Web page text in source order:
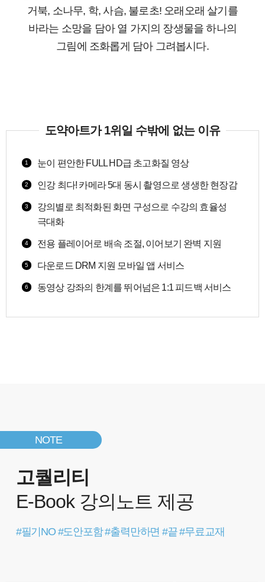
거북, 소나무, 학, 사슴, 불로초! 오래오래 살기를
바라는 소망을 담아 열 가지의 장생물을 하나의
그림에 조화롭게 담아 그려봅시다.
도약아트가 1위일 수밖에 없는 이유
1 눈이 편안한 FULL HD급 초고화질 영상
2 인강 최다! 카메라 5대 동시 촬영으로 생생한 현장감
3
강의별로 최적화된 화면 구성으로 수강의 효율성
극대화
4 전용 플레이어로 배속 조절, 이어보기 완벽 지원
5 다운로드 DRM 지원 모바일 앱 서비스
6 동영상 강좌의 한계를 뛰어넘은 1:1 피드백 서비스
NOTE
고퀄리티
E-Book 강의노트 제공
#필기NO #도안포함 #출력만하면 #끝 #무료교재